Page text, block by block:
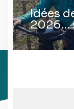
Idées
2026…